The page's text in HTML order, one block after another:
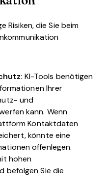
Risiken, die Sie beim
: KI-Tools benötigen
Ihrer
und
kann. Wenn
Kontaktdaten
könnte eine
offenlegen.
hohen
befolgen Sie die